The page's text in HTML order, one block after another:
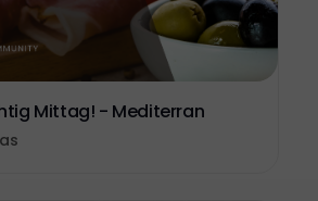
Mittag! - Mediterran